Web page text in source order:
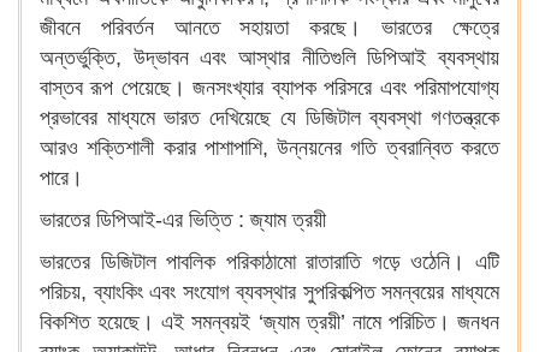
জীবনে পরিবর্তন আনতে সহায়তা করছে। ভারতের ক্ষেত্রে
অন্তর্ভুক্তি, উদ্ভাবন এবং আস্থার নীতিগুলি ডিপিআই ব্যবস্থায়
বাস্তব রূপ পেয়েছে। জনসংখ্যার ব্যাপক পরিসরে এবং পরিমাপযোগ্য
প্রভাবের মাধ্যমে ভারত দেখিয়েছে যে ডিজিটাল ব্যবস্থা গণতন্ত্রকে
আরও শক্তিশালী করার পাশাপাশি, উন্নয়নের গতি ত্বরান্বিত করতে
পারে।
ভারতের ডিপিআই-এর ভিত্তি : জ্যাম ত্রয়ী
ভারতের ডিজিটাল পাবলিক পরিকাঠামো রাতারাতি গড়ে ওঠেনি। এটি
পরিচয়, ব্যাংকিং এবং সংযোগ ব্যবস্থার সুপরিকল্পিত সমন্বয়ের মাধ্যমে
বিকশিত হয়েছে। এই সমন্বয়ই ‘জ্যাম ত্রয়ী’ নামে পরিচিত। জনধন